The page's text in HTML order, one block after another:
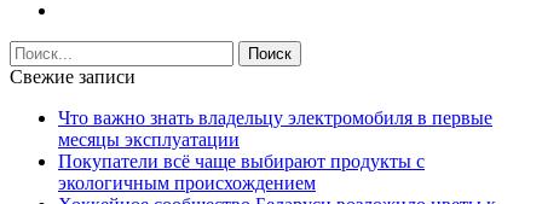
Свежие записи
Что важно знать владельцу электромобиля в первые
месяцы эксплуатации
Покупатели всё чаще выбирают продукты с
экологичным происхождением